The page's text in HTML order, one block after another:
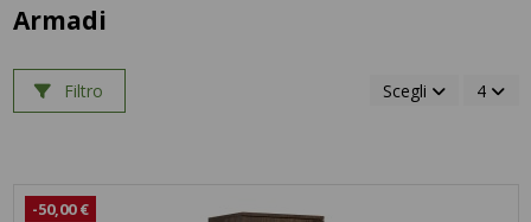
Armadi
Filtro Scegli 4
-50,00 €